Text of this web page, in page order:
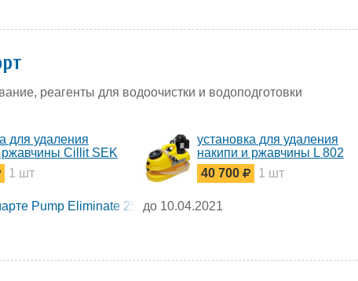
реагенты для водоочистки и водоподготовки
для удаления
ржавчины Cillit SEK
1 шт
установка для удаления
накипи и ржавчины L 802
Barracuda
40 700 1 шт
Pump Eliminate 25v4v купить за 39 970 руб.!
до 10.04.2021